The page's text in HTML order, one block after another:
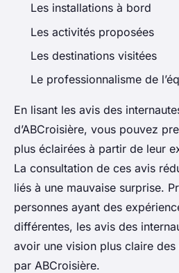
Les installations à bord
Les activités proposées
Les destinations visitées
Le professionnalisme de
En lisant les avis des
d’ABCroisière, vous pouvez
plus éclairées à partir de leur
La consultation de ces avis
liés à une mauvaise surprise.
personnes ayant des
différentes, les avis des
avoir une vision plus claire
par ABCroisière.